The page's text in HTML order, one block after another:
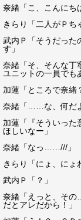
奈緒「こ、こんにち
きらり「二人がＰち
武内Ｐ「そうだった
す」
奈緒「そ、そんな丁
ユニットの一員でも
加蓮「ところで奈緒
奈緒「……な、何だ
加蓮「『そういった
ほしいなー」
奈緒「なっ……///」
きらり「にょ、にょ
武内Ｐ「？」
奈緒「えっと、そ
だとアレだから！」